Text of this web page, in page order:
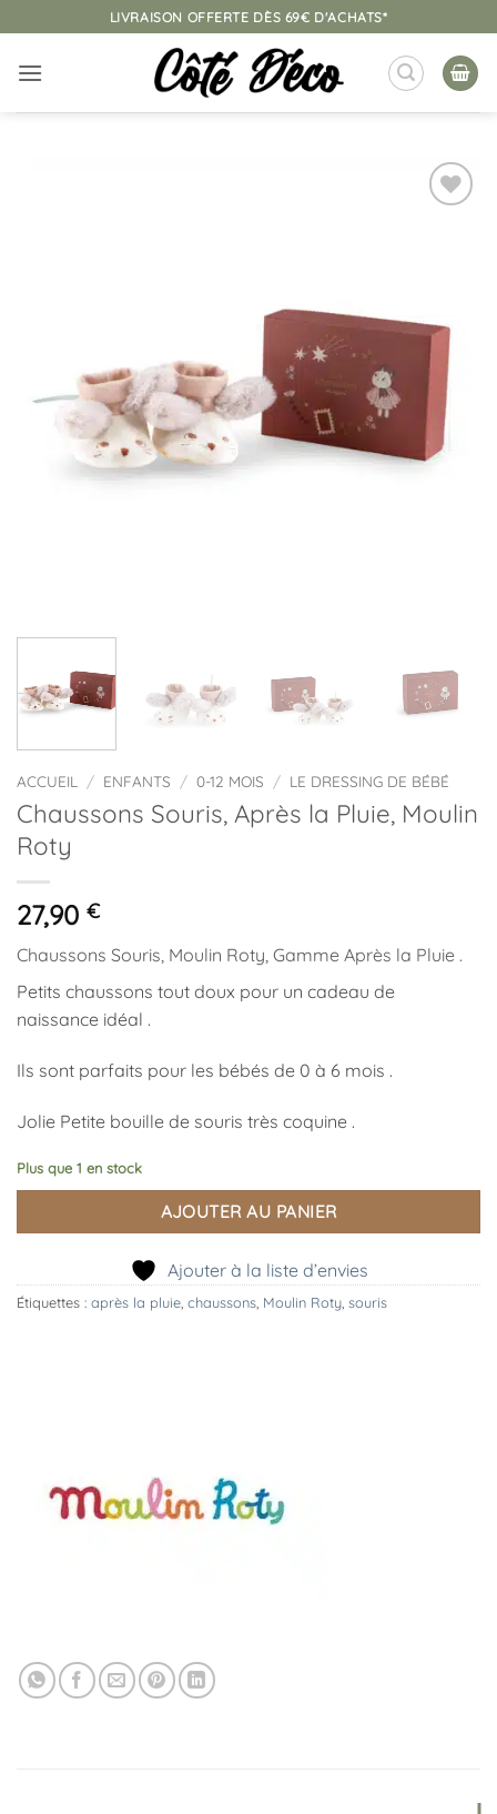
au
contenu
LIVRAISON OFFERTE DÈS 69€ D'ACHATS*
ACCUEIL / ENFANTS / 0-12 MOIS / LE DRESSING DE BÉBÉ
Chaussons Souris, Après la Pluie, Moulin
Roty
27,90 €
Chaussons Souris, Moulin Roty, Gamme Après la Pluie .
Petits chaussons tout doux pour un cadeau de
naissance idéal .
Ils sont parfaits pour les bébés de 0 à 6 mois .
Jolie Petite bouille de souris très coquine .
Plus que 1 en stock
AJOUTER AU PANIER
Ajouter à la liste d’envies
Étiquettes : après la pluie, chaussons, Moulin Roty, souris